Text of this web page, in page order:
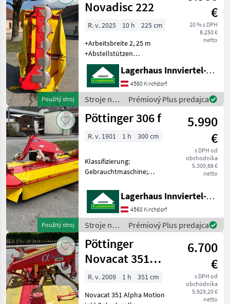
krmív /
Pöttinger
Použitý stroj
Novadisc 222
€
20 % s DPH
8.250 €
netto
R. v. 2025 10 h
225 cm
+Arbeitsbreite 2, 25 m
+Abstellstützen
+Mähscheiben 5 Stk.
+Antriebsdrehzahl 540
U/min +Transportklappung
vertikal +Anbau Heck
Dreipunkt +Anbaukategorie
Kat. 2
Lagerhaus Innviertel-Traunviertel-Urfahr eGen, Kirchdorf
4560 Kirchdorf
Stroje na
zber
objemových
Pöttinger
Prémiový Plus predajca
Použitý stroj
Pöttinger 306 f
5.990
€
s DPH od
obchodníka
5.300,88 €
netto
R. v. 1901 1 h 300 cm
Klassifizierung:
Gebrauchtmaschine;
Maschinenmerkmale: +
Gelenkwelle +
Entlastungsfedern
Kardánovyý hriadeľ:
Kotúče, Pohon skúšobným
stavom
Lagerhaus Innviertel-Traunviertel-Urfahr eGen, Kirchdorf
4560 Kirchdorf
Stroje na
zber
objemových
krmív /
Pöttinger
Prémiový Plus predajca
Pöttinger
Novacat 351
Alpha Motion
6.700
€
s DPH od
obchodníka
5.929,20 €
netto
R. v. 2009 1 h
351 cm
Novacat 351 Alpha Motion